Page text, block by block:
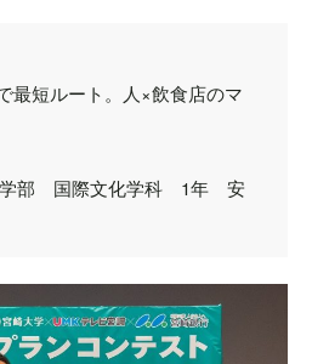
最短ルート。人×飲食店のマ
部 国際文化学科 1年 安